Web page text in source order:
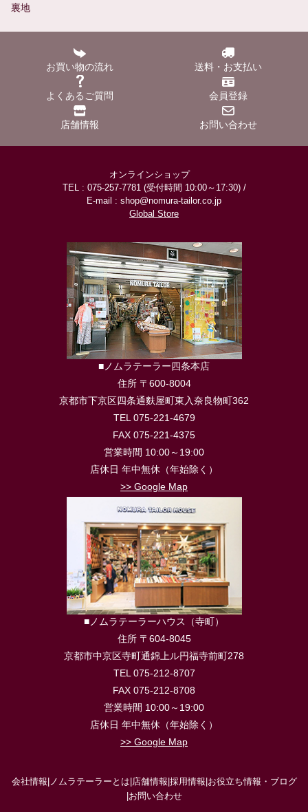
裏地
お買い物の流れ 送料・お支払い
よくあるご質問 会員登録
店舗情報 お問い合わせ
オンラインショップ
TEL : 075-257-7781 (受付時間 10:00～17:30) /
E-mail : shop@nomura-tailor.co.jp
Global Store
■ノムラテーラー四条本店
住所 〒600-8004
京都市下京区四条通麩屋町東入奈良物町362
TEL 075-221-4679
FAX 075-221-4375
営業時間 10:00～19:00
店休日 年中無休（年始除く）
>> Google Map
■ノムラテーラーハウス（寺町）
住所 〒604-8045
京都市中京区寺町通錦上ル円福寺前町278
TEL 075-212-8707
FAX 075-212-8708
営業時間 10:00～19:00
店休日 年中無休（年始除く）
>> Google Map
会社情報 ノムラテーラーとは 店舗情報 採用情報 お役立ち情報・ブログ
お問い合わせ